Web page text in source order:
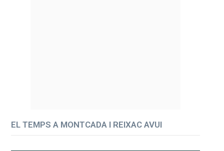
EL TEMPS A MONTCADA I REIXAC AVUI